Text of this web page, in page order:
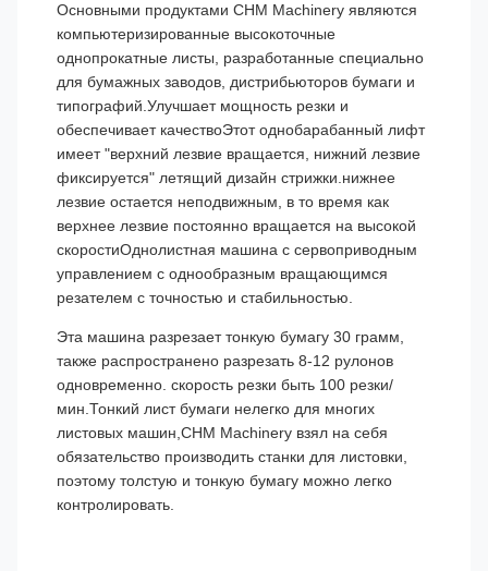
Основными продуктами CHM Machinery являются
компьютеризированные высокоточные
однопрокатные листы, разработанные специально
для бумажных заводов, дистрибьюторов бумаги и
типографий.Улучшает мощность резки и
обеспечивает качествоЭтот однобарабанный лифт
имеет "верхний лезвие вращается, нижний лезвие
фиксируется" летящий дизайн стрижки.нижнее
лезвие остается неподвижным, в то время как
верхнее лезвие постоянно вращается на высокой
скоростиОднолистная машина с сервоприводным
управлением с однообразным вращающимся
резателем с точностью и стабильностью.
Эта машина разрезает тонкую бумагу 30 грамм,
также распространено разрезать 8-12 рулонов
одновременно. скорость резки быть 100 резки/
мин.Тонкий лист бумаги нелегко для многих
листовых машин,CHM Machinery взял на себя
обязательство производить станки для листовки,
поэтому толстую и тонкую бумагу можно легко
контролировать.